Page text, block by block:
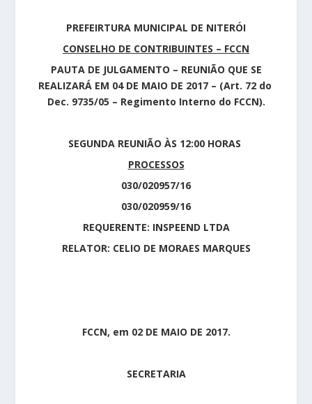
PREFEIRTURA MUNICIPAL DE NITERÓI
CONSELHO DE CONTRIBUINTES – FCCN
PAUTA DE JULGAMENTO – REUNIÃO QUE SE
REALIZARÁ EM 04 DE MAIO DE 2017 – (Art. 72 do
Dec. 9735/05 – Regimento Interno do FCCN).
SEGUNDA REUNIÃO ÀS 12:00 HORAS
PROCESSOS
030/020957/16
030/020959/16
REQUERENTE: INSPEEND LTDA
RELATOR: CELIO DE MORAES MARQUES
FCCN, em 02 DE MAIO DE 2017.
SECRETARIA